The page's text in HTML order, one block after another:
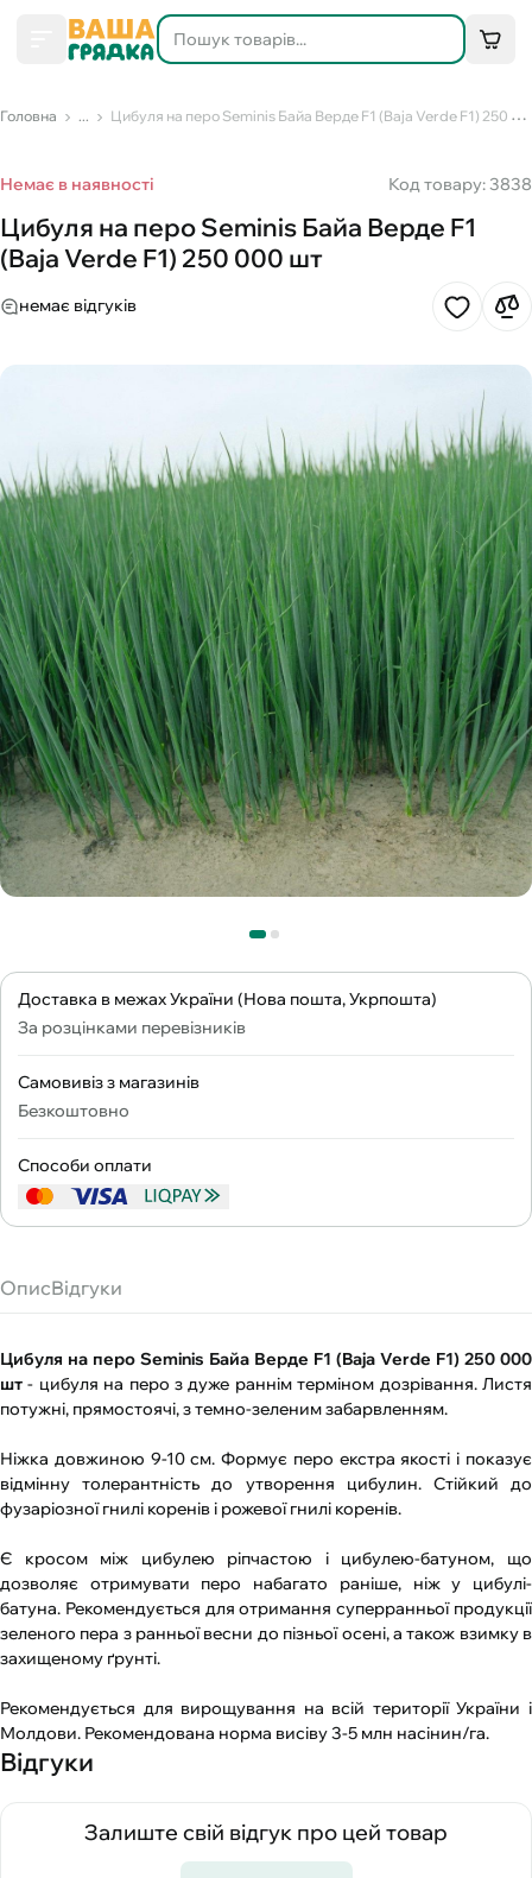
Головна ... Цибуля на перо Seminis Байа Верде F1 (Baja Verde F1) 250 000 шт
Немає в наявності Код товару: 3838
Цибуля на перо Seminis Байа Верде F1
(Baja Verde F1) 250 000 шт
немає відгуків
Доставка в межах України (Нова пошта, Укрпошта)
За розцінками перевізників
Самовивіз з магазинів
Безкоштовно
Способи оплати
ОписВідгуки
Цибуля на перо Seminis Байа Верде F1 (Baja Verde F1) 250 000
шт - цибуля на перо з дуже раннім терміном дозрівання. Листя
потужні, прямостоячі, з темно-зеленим забарвленням.
Ніжка довжиною 9-10 см. Формує перо екстра якості і показує
відмінну толерантність до утворення цибулин. Стійкий до
фузаріозної гнилі коренів і рожевої гнилі коренів.
Є кросом між цибулею ріпчастою і цибулею-батуном, що
дозволяє отримувати перо набагато раніше, ніж у цибулі-
батуна. Рекомендується для отримання суперранньої продукції
зеленого пера з ранньої весни до пізньої осені, а також взимку в
захищеному ґрунті.
Рекомендується для вирощування на всій території України і
Молдови. Рекомендована норма висіву 3-5 млн насінин/га.
Відгуки
Залиште свій відгук про цей товар